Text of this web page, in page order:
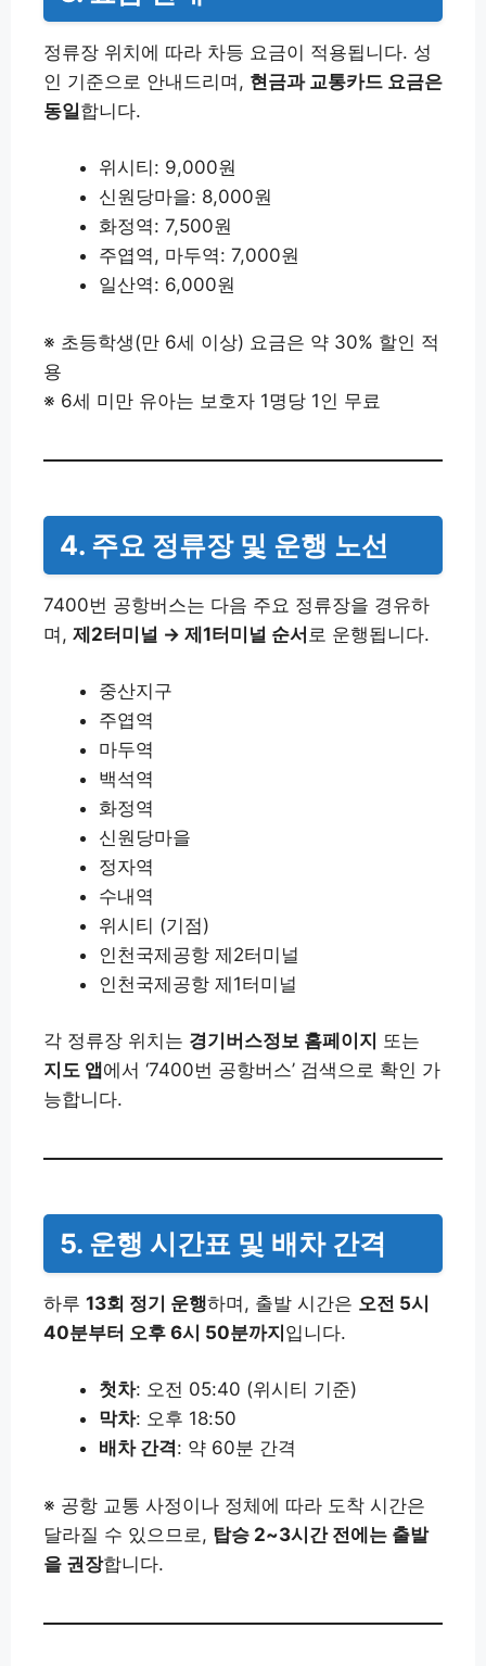
정류장 위치에 따라 차등 요금이 적용됩니다. 성
인 기준으로 안내드리며, 현금과 교통카드 요금은
동일합니다.
위시티: 9,000원
신원당마을: 8,000원
화정역: 7,500원
주엽역, 마두역: 7,000원
일산역: 6,000원
※ 초등학생(만 6세 이상) 요금은 약 30% 할인 적
용
※ 6세 미만 유아는 보호자 1명당 1인 무료
4. 주요 정류장 및 운행 노선
7400번 공항버스는 다음 주요 정류장을 경유하
며, 제2터미널 → 제1터미널 순서 로 운행됩니다.
중산지구
주엽역
마두역
백석역
화정역
신원당마을
정자역
수내역
위시티 (기점)
인천국제공항 제2터미널
인천국제공항 제1터미널
각 정류장 위치는 경기버스정보 홈페이지 또는
지도 앱 에서 ‘7400번 공항버스’ 검색으로 확인 가
능합니다.
5. 운행 시간표 및 배차 간격
하루 13회 정기 운행하며, 출발 시간은 오전 5시
40분부터 오후 6시 50분까지 입니다.
첫차: 오전 05:40 (위시티 기준)
막차: 오후 18:50
배차 간격: 약 60분 간격
※ 공항 교통 사정이나 정체에 따라 도착 시간은
달라질 수 있으므로, 탑승 2~3시간 전에는 출발
을 권장합니다.